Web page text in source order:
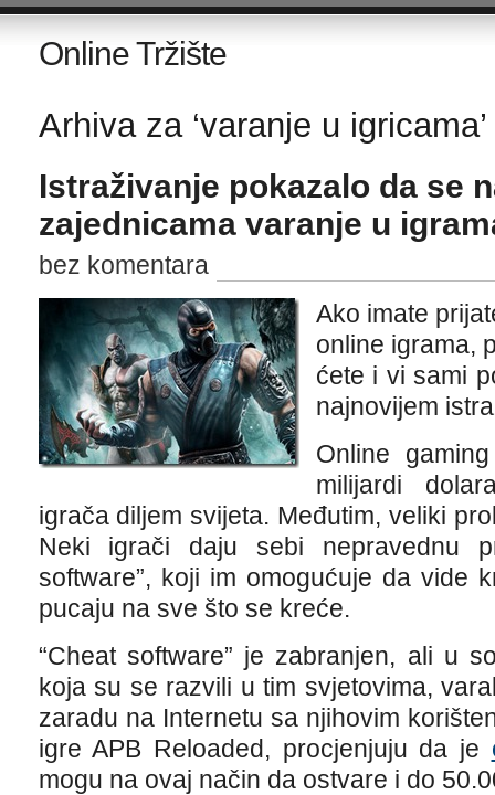
Online Tržište
Arhiva za ‘varanje u
Istraživanje pokazalo da se
zajednicama varanje u
bez komentara
Ako imate
online igrama,
ćete i vi sami
najnovijem
Online
milijardi
igrača diljem svijeta. Međutim, veliki
Neki igrači daju sebi nepravednu
software”, koji im omogućuje da vide
pucaju na sve što se kreće.
“Cheat software” je zabranjen, ali u
koja su se razvili u tim svjetovima,
zaradu na Internetu sa njihovim
igre APB Reloaded, procjenjuju da je
mogu na ovaj način da ostvare i do